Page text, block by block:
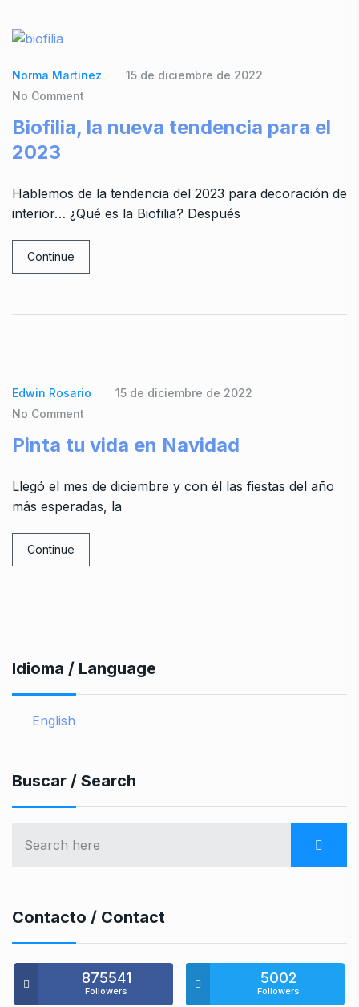
Norma Martinez
15 de diciembre de 2022
No Comment
Biofilia, la nueva tendencia para el
2023
Hablemos de la tendencia del 2023 para decoración de
interior… ¿Qué es la Biofilia? Después
Continue
Edwin Rosario
15 de diciembre de 2022
No Comment
Pinta tu vida en Navidad
Llegó el mes de diciembre y con él las fiestas del año
más esperadas, la
Continue
Idioma / Language
English
Buscar / Search
Contacto / Contact
875541
Followers
5002
Followers